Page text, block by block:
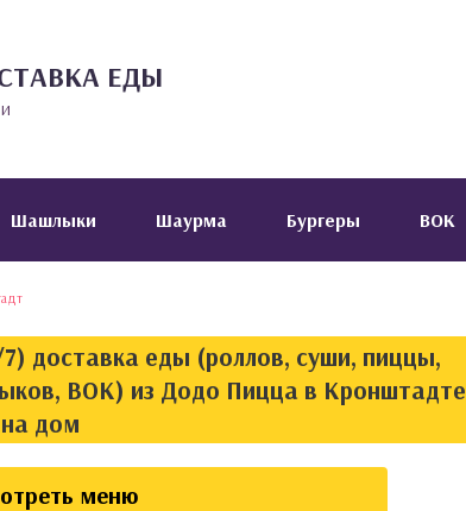
ЕДЫ
Шашлыки Шаурма Бургеры ВОК
доставка еды (роллов, суши, пиццы,
ВОК) из Додо Пицца в Кронштадте
на дом
меню